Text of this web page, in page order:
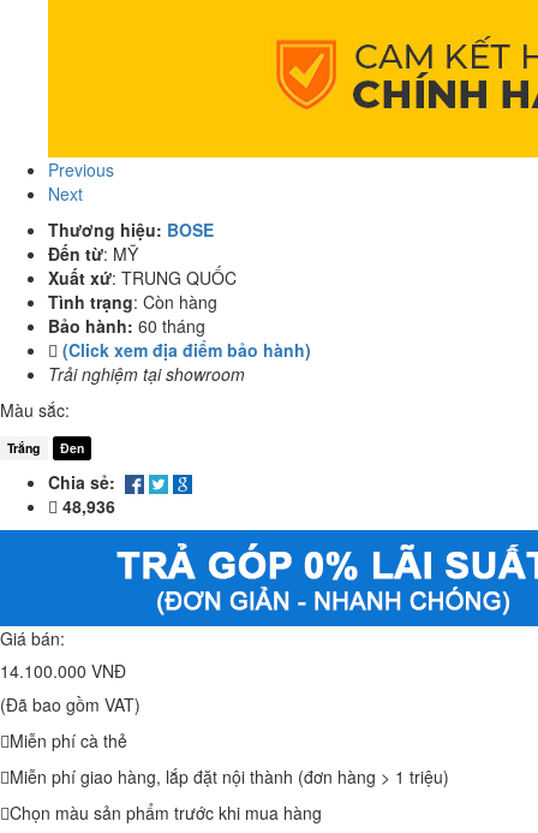
Previous
Next
Thương hiệu: BOSE
Đến từ: MỸ
Xuất xứ: TRUNG QUỐC
Tình trạng: Còn hàng
Bảo hành: 60 tháng
(Click xem địa điểm bảo hành)
Trải nghiệm tại showroom
Màu sắc:
Trắng Đen
Chia sẻ:
48,936
Giá bán:
14.100.000 VNĐ
(Đã bao gồm VAT)
Miễn phí cà thẻ
Miễn phí giao hàng, lắp đặt nội thành (đơn hàng > 1 triệu)
Chọn màu sản phẩm trước khi mua hàng